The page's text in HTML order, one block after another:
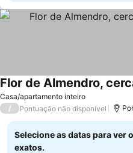
Casa/apartamento inteiro
/ Pontuação não disponível
Selecione as datas para ver
exatos.